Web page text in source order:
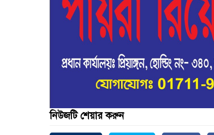
নিউজটি শেয়ার করুন